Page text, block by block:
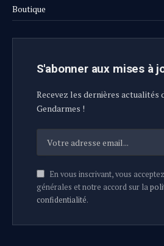
Boutique
S'abonner aux mises à
Recevez les dernières actualités
Gendarmes !
En vous inscrivant, vous
générales et notre accord sur la
confidentialité.